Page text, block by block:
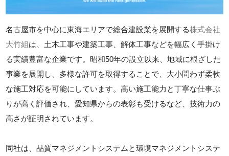
名古屋市を中心に東海エリアで総合建設業を展開する株式会社
大竹組は、土木工事や建築工事、解体工事などを幅広く手掛け
る実績豊富な企業です。昭和50年の設立以来、地域に根ざした
事業を展開し、多様な許可を取得することで、大小問わず柔軟
な施工対応を可能にしています。高い施工能力と丁寧な仕事ぶ
りが高く評価され、愛知県からの表彰も受けるなど、技術力の
高さが証明されています。
同社は、品質マネジメントシステムと環境マネジメントシステ